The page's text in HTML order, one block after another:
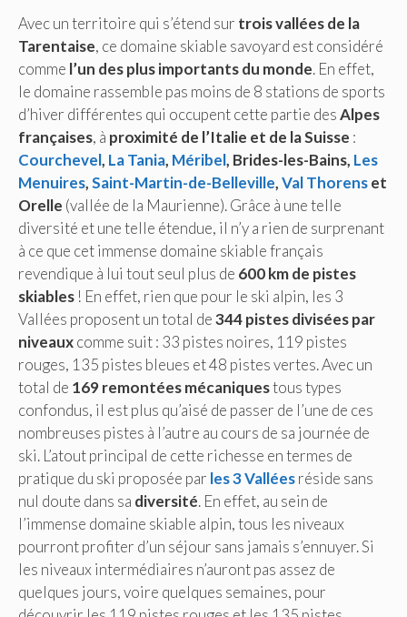
Avec un territoire qui s’étend sur trois vallées de la
Tarentaise, ce domaine skiable savoyard est considéré
comme l’un des plus importants du monde. En effet,
le domaine rassemble pas moins de 8 stations de sports
d’hiver différentes qui occupent cette partie desAlpes
françaises, à proximité de l’Italie et de la Suisse :
Courchevel, La Tania, Méribel, Brides-les-Bains, Les
Menuires,Saint-Martin-de-Belleville,Val Thorenset
Orelle (vallée de la Maurienne). Grâce à une telle
diversité et une telle étendue, il n’y a rien de surprenant
à ce que cet immense domaine skiable français
revendique à lui tout seul plus de 600 km de pistes
skiables ! En effet, rien que pour le ski alpin, les 3
Vallées proposent un total de344 pistes divisées par
niveauxcomme suit : 33 pistes noires, 119 pistes
rouges, 135 pistes bleues et 48 pistes vertes. Avec un
total de 169 remontées mécaniquestous types
confondus, il est plus qu’aisé de passer de l’une de ces
nombreuses pistes à l’autre au cours de sa journée de
ski. L’atout principal de cette richesse en termes de
pratique du ski proposée par les 3 Valléesréside sans
nul doute dans sa diversité. En effet, au sein de
l’immense domaine skiable alpin, tous les niveaux
pourront profiter d’un séjour sans jamais s’ennuyer. Si
les niveaux intermédiaires n’auront pas assez de
quelques jours, voire quelques semaines, pour